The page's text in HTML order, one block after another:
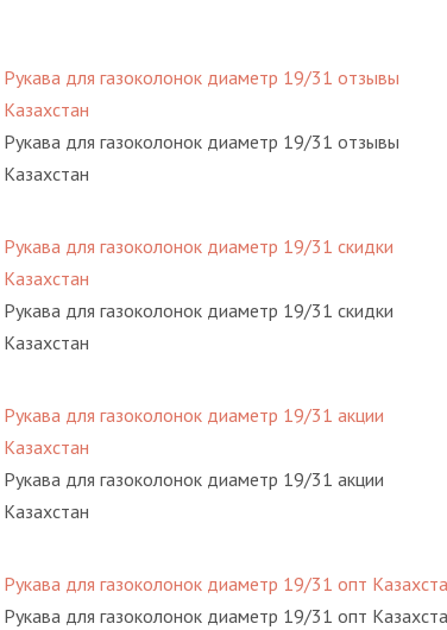
Рукава для газоколонок диаметр 19/31 отзывы
Казахстан
Рукава для газоколонок диаметр 19/31 отзывы
Казахстан
Рукава для газоколонок диаметр 19/31 скидки
Казахстан
Рукава для газоколонок диаметр 19/31 скидки
Казахстан
Рукава для газоколонок диаметр 19/31 акции
Казахстан
Рукава для газоколонок диаметр 19/31 акции
Казахстан
Рукава для газоколонок диаметр 19/31 опт
Рукава для газоколонок диаметр 19/31 опт